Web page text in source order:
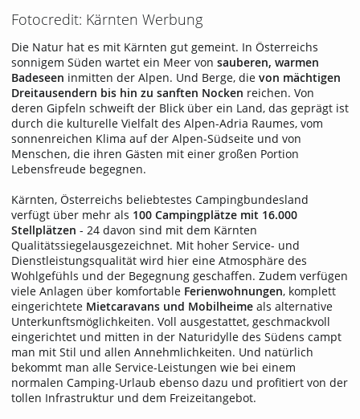
Fotocredit: Kärnten Werbung
Die Natur hat es mit Kärnten gut gemeint. In Österreichs
sonnigem Süden wartet ein Meer von sauberen, warmen
Badeseen inmitten der Alpen. Und Berge, die von mächtigen
Dreitausendern bis hin zu sanften Nocken reichen. Von
deren Gipfeln schweift der Blick über ein Land, das geprägt ist
durch die kulturelle Vielfalt des Alpen-Adria Raumes, vom
sonnenreichen Klima auf der Alpen-Südseite und von
Menschen, die ihren Gästen mit einer großen Portion
Lebensfreude begegnen.
Kärnten, Österreichs beliebtestes Campingbundesland
verfügt über mehr als 100 Campingplätze mit 16.000
Stellplätzen - 24 davon sind mit dem Kärnten
Qualitätssiegelausgezeichnet. Mit hoher Service- und
Dienstleistungsqualität wird hier eine Atmosphäre des
Wohlgefühls und der Begegnung geschaffen. Zudem verfügen
viele Anlagen über komfortable Ferienwohnungen, komplett
eingerichtete Mietcaravans und Mobilheime als alternative
Unterkunftsmöglichkeiten. Voll ausgestattet, geschmackvoll
eingerichtet und mitten in der Naturidylle des Südens campt
man mit Stil und allen Annehmlichkeiten. Und natürlich
bekommt man alle Service-Leistungen wie bei einem
normalen Camping-Urlaub ebenso dazu und profitiert von der
tollen Infrastruktur und dem Freizeitangebot.